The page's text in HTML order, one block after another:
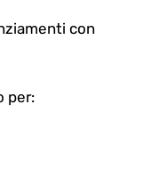
con
per: